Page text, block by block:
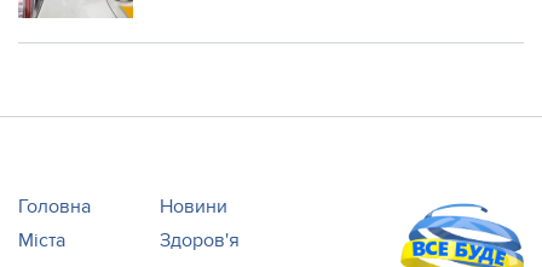
Головна
Новини
Міста
Здоров'я